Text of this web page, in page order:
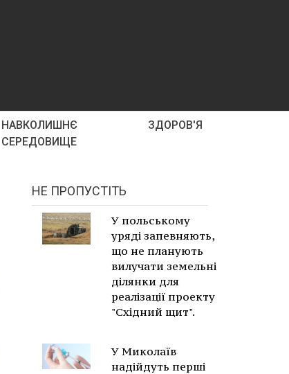
НАВКОЛИШНЄ
СЕРЕДОВИЩЕ
ЗДОРОВ'Я
НЕ ПРОПУСТІТЬ
У польському
уряді запевняють,
що не планують
вилучати земельні
ділянки для
реалізації проекту
"Східний щит".
У Миколаїв
надійдуть перші